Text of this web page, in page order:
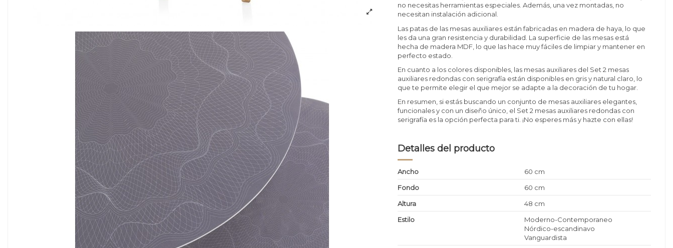
no necesitas herramientas especiales. Además, una vez montadas, no
necesitan instalación adicional.
Las patas de las mesas auxiliares están fabricadas en madera de haya, lo que
les da una gran resistencia y durabilidad. La superficie de las mesas está
hecha de madera MDF, lo que las hace muy fáciles de limpiar y mantener en
perfecto estado.
En cuanto a los colores disponibles, las mesas auxiliares del Set 2 mesas
auxiliares redondas con serigrafía están disponibles en gris y natural claro, lo
que te permite elegir el que mejor se adapte a la decoración de tu hogar.
En resumen, si estás buscando un conjunto de mesas auxiliares elegantes,
funcionales y con un diseño único, el Set 2 mesas auxiliares redondas con
serigrafía es la opción perfecta para ti. ¡No esperes más y hazte con ellas!
Detalles del producto
Ancho
60 cm
Fondo
60 cm
Altura
48 cm
Estilo
Moderno-Contemporaneo
Nórdico-escandinavo
Vanguardista